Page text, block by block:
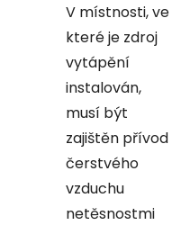
V místnosti, ve
které je zdroj
vytápění
instalován,
musí být
zajištěn přívod
čerstvého
vzduchu
netěsnostmi